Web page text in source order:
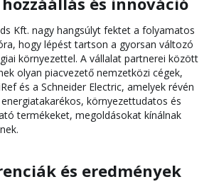
Kft. nagy hangsúlyt fektet a folyamatos
hogy lépést tartson a gyorsan változó
környezettel. A vállalat partnerei között
olyan piacvezető nemzetközi cégek,
és a Schneider Electric, amelyek révén
környezettudatos és
termékeket, megoldásokat kínálnak
és eredmények